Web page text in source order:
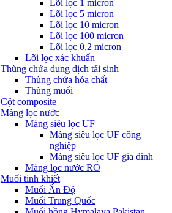
Lõi lọc 1 micron
Lõi lọc 5 micron
Lõi lọc 10 micron
Lõi lọc 100 micron
Lõi lọc 0,2 micron
Lõi lọc xác khuẩn
Thùng chứa dung dịch tái sinh
Thùng chứa hóa chất
Thùng muối
Cột composite
Màng lọc nước
Màng siêu lọc UF
Màng siêu lọc UF công
nghiệp
Màng siêu lọc UF gia đình
Màng lọc nước RO
Muối tinh khiết
Muối Ấn Độ
Muối Trung Quốc